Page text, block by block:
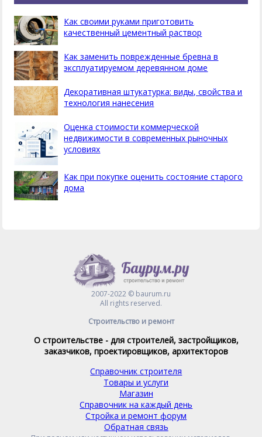
Как своими руками приготовить
качественный цементный раствор
Как заменить поврежденные бревна в
эксплуатируемом деревянном доме
Декоративная штукатурка: виды, свойства и
технология нанесения
Оценка стоимости коммерческой
недвижимости в современных рыночных
условиях
Как при покупке оценить состояние старого
дома
2007-2022 © baurum.ru
All rights reserved.
Строительство и ремонт
О строительстве - для строителей, застройщиков,
заказчиков, проектировщиков, архитекторов
Справочник строителя
Товары и услуги
Магазин
Справочник на каждый день
Стройка и ремонт форум
Обратная связь